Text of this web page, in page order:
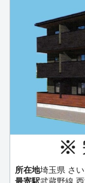
所在地埼玉県 さ
最寄駅武蔵野線